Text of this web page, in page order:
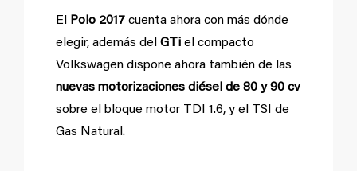
El Polo 2017 cuenta ahora con más dónde
elegir, además del GTi el compacto
Volkswagen dispone ahora también de las
nuevas motorizaciones diésel de 80 y 90 cv
sobre el bloque motor TDI 1.6, y el TSI de
Gas Natural.